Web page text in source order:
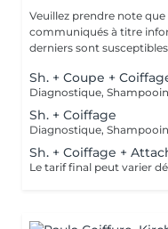
Veuillez prendre note
communiqués à titre
derniers sont susceptibles
Sh. + Coupe +
Sh. + Coiffage
Sh. + Coiffage +